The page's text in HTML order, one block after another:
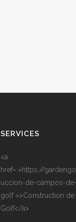
SERVICES
<a
href= »https://
uccion-de-campos-
golf »>Construction de
Golf</a>